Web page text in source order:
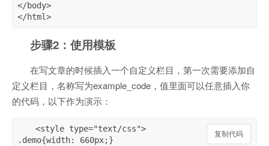
</body>
</html>
步骤2：使用模板
在写文章的时候插入一个自定义栏目，第一次需要添加自
定义栏目，名称写为example_code，值里面可以任意插入你
的代码，以下作为演示：
复制代码
复制代码
<style type="text/css">
.demo{width: 660px;}